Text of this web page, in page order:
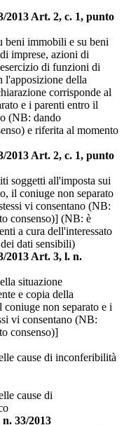
2013 Art. 2, c. 1, punto
beni immobili e su beni
imprese, azioni di
di funzioni di
l'apposizione della
corrisponde al
e i parenti entro il
(NB: dando
e riferita al momento
2013 Art. 2, c. 1, punto
soggetti all'imposta sui
il coniuge non separato
vi consentano (NB:
consenso)] (NB: è
a cura dell'interessato
dati sensibili)
2013 Art. 3, l. n.
situazione
e copia della
non separato e i
vi consentano (NB:
consenso)]
cause di inconferibilità
cause di
33/2013